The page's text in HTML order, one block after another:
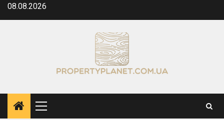
Перейти
08.08.2026
Основное